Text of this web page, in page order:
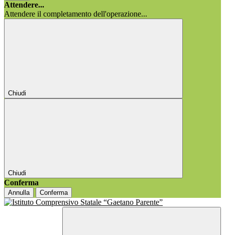
Attendere...
Attendere il completamento dell'operazione...
Chiudi
Chiudi
Conferma
Annulla Conferma